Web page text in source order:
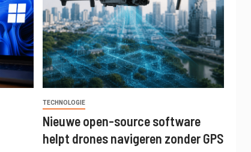
TECHNOLOGIE
Nieuwe open-source software
helpt drones navigeren zonder GPS